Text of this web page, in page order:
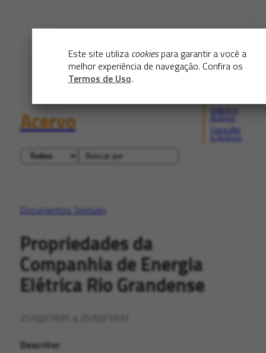
Este site utiliza cookiespara garantir a você a
melhor experiência de navegação. Confira os
Termos de Uso.
Acervo
Consulte
Documentos Textuais
Propriedades da
Companhia de Energia
Elétrica Rio Grandense
21/02/1931 a 25/02/1931
Descritor